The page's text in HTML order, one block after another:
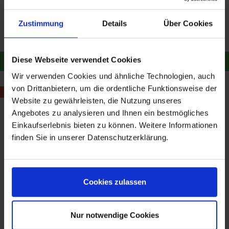
Zustimmung Details Über Cookies
Diese Webseite verwendet Cookies
Wir verwenden Cookies und ähnliche Technologien, auch
von Drittanbietern, um die ordentliche Funktionsweise der
Website zu gewährleisten, die Nutzung unseres
Angebotes zu analysieren und Ihnen ein bestmögliches
Einkaufserlebnis bieten zu können. Weitere Informationen
finden Sie in unserer Datenschutzerklärung.
Cookies zulassen
Nur notwendige Cookies
PISTON GABELÖL 99885-
10
Inhalt0.473 Liter(95,18 € / 1 Liter)
Merken
Zum Produkt
Spezialschmiermittel
99857-97A
0.409 Kilogramm
(54,94 € / 1 Kilogramm)
23,17 €
22,47 €Merken
- 1,86 €
Harley Davidson H-D®
Inhalt0.473 Liter(25,37 € / 1 Liter)
13,86 €
Dichtring Derby Cover
25463-94A
2,82 €